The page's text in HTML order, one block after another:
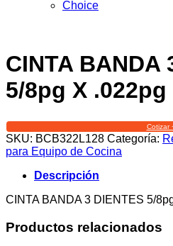
Choice
CINTA BANDA
5/8pg X
Cotizar
SKU: BCB322L128 Categoría:
para Equipo de Cocina
Descripción
CINTA BANDA 3 DIENTES 5/
Productos relacionados